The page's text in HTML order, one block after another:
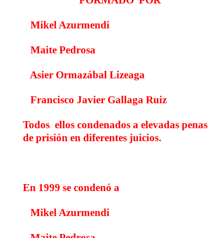
Mikel Azurmendi
Maite Pedrosa
Asier Ormazábal Lizeaga
Francisco Javier Gallaga Ruiz
Todos ellos condenados a elevadas penas
de prisión en diferentes juicios.
En 1999 se condenó a
Mikel Azurmendi